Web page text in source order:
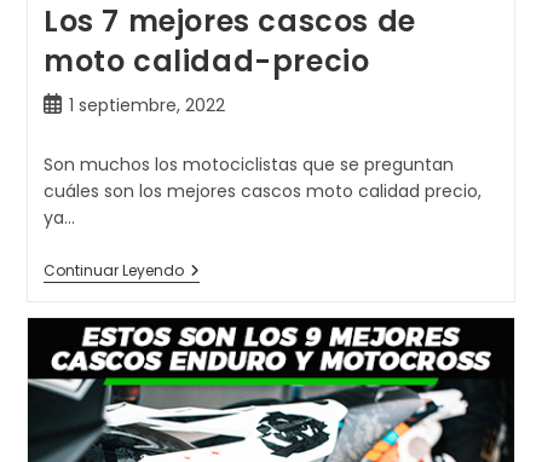
Los 7 mejores cascos de
moto calidad-precio
Publicación
la
entrada:
1 septiembre, 2022
Son muchos los motociclistas que se preguntan
cuáles son los mejores cascos moto calidad precio,
ya…
Continuar LeyendoLos
7
Cascos
De
Moto
Calidad-
Precio